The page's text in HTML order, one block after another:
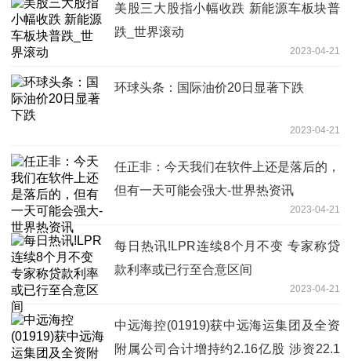
美股三大股指小幅收跌 新能源车板块普
跌_世界滚动
2023-04-21
环球头条：国际油价20日显著下跌
2023-04-21
任正非：今天我们在软件上还是落后的，
但有一天可能会强大-世界热资讯
2023-04-21
每日热讯!LPR连续8个月不变 专家称贷
款利率或已行至合意区间
2023-04-21
中远海控(01919)获中远海运集团及全资
附属公司合计增持约2.16亿股 涉资22.1